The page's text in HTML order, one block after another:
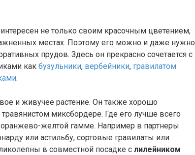
не только своим красочным цветением,
местах. Поэтому его можно и даже нужно
прудов. Здесь он прекрасно сочетается с
как бузульники, вербейники, гравилатом
.
и живучее растение. Он также хорошо
миксбордере. Где его лучше всего
желтой гамме. Например в партнеры
или астильбу, сортовые гравилаты или
в совместной посадке с лилейником